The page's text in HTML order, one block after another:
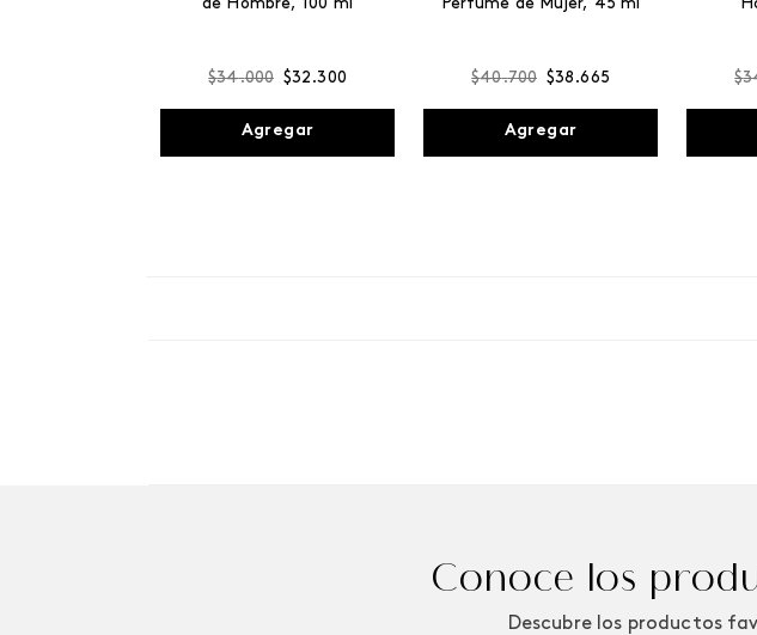
de Hombre, 100 ml
$34.000 $32 .300
Agregar
Perfume de Mujer, 45 ml
$40.700 $38 .665
Agregar
$
Conoce los
Descubre los productos